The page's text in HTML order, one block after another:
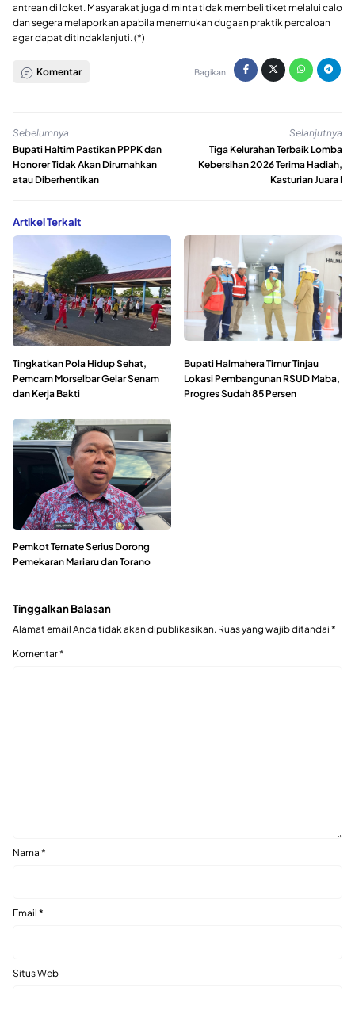
antrean di loket. Masyarakat juga diminta tidak membeli tiket melalui calo
dan segera melaporkan apabila menemukan dugaan praktik percaloan
agar dapat ditindaklanjuti. (*)
Komentar Bagikan:
Sebelumnya
Bupati Haltim Pastikan PPPK dan
Honorer Tidak Akan Dirumahkan
atau Diberhentikan
Selanjutnya
Tiga Kelurahan Terbaik Lomba
Kebersihan 2026 Terima Hadiah,
Kasturian Juara I
Artikel Terkait
Tingkatkan Pola Hidup Sehat,
Pemcam Morselbar Gelar Senam
dan Kerja Bakti
Bupati Halmahera Timur Tinjau
Lokasi Pembangunan RSUD Maba,
Progres Sudah 85 Persen
Pemkot Ternate Serius Dorong
Pemekaran Mariaru dan Torano
Tinggalkan Balasan
Alamat email Anda tidak akan dipublikasikan. Ruas yang wajib ditandai *
Komentar*
Nama *
Email *
Situs Web